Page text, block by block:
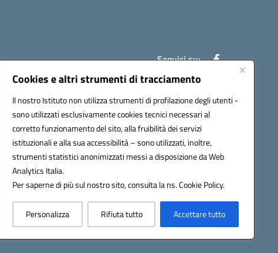
Cookies e altri strumenti di tracciamento
Il nostro Istituto non utilizza strumenti di profilazione degli utenti -
sono utilizzati esclusivamente cookies tecnici necessari al
corretto funzionamento del sito, alla fruibilità dei servizi
istituzionali e alla sua accessibilità – sono utilizzati, inoltre,
strumenti statistici anonimizzati messi a disposizione da Web
Analytics Italia.
Per saperne di più sul nostro sito, consulta la ns. Cookie Policy.
Personalizza Rifiuta tutto Accettare tutto
Seguici su:
rcic841003@pec.istruzione.it